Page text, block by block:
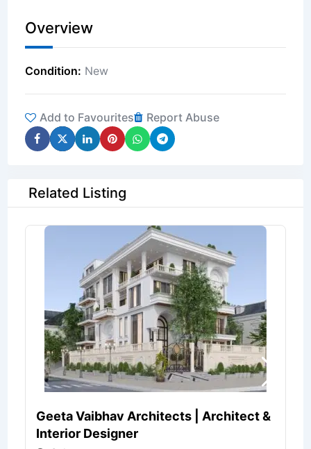
Overview
Condition New
Add to Favourites Report Abuse
Related Listing
Geeta Vaibhav Architects | Architect &
Interior Designer